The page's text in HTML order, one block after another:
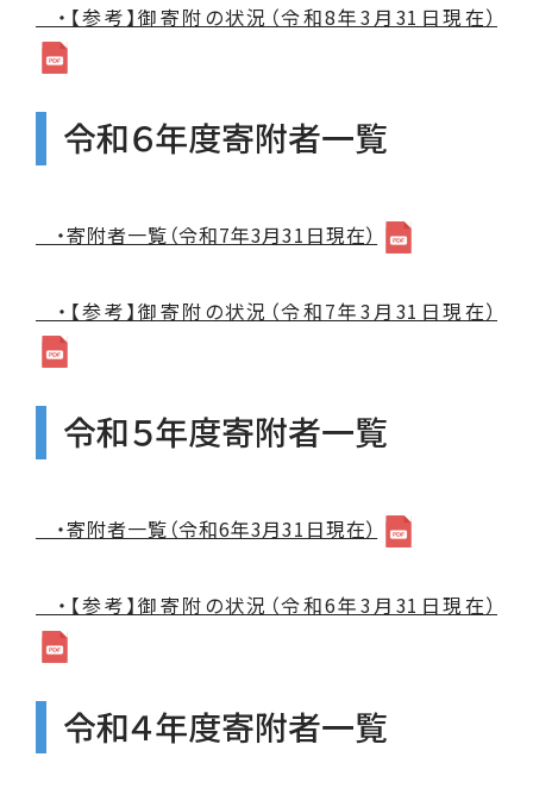
・【参考】御寄附の状況（令和8年3月31日現在）
令和６年度寄附者一覧
・寄附者一覧（令和7年3月31日現在）
・【参考】御寄附の状況（令和7年3月31日現在）
令和５年度寄附者一覧
・寄附者一覧（令和6年3月31日現在）
・【参考】御寄附の状況（令和6年3月31日現在）
令和４年度寄附者一覧